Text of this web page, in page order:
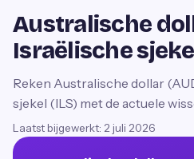
Australische
Israëlische
Reken Australische dollar
sjekel (ILS) met de actuele
Laatst bijgewerkt: 2 juli 2026